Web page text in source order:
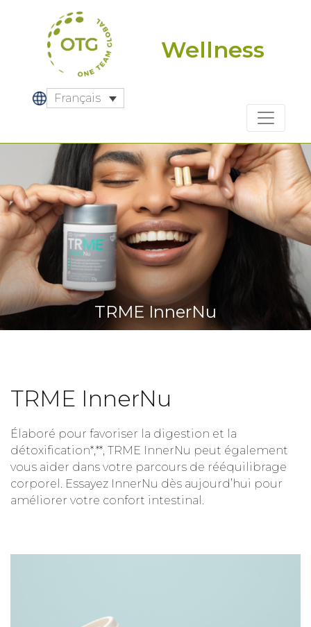
Wellness
Français
TRME InnerNu
TRME InnerNu
Élaboré pour favoriser la digestion et la
détoxification*,**, TRME InnerNu peut également
vous aider dans votre parcours de rééquilibrage
corporel. Essayez InnerNu dès aujourd’hui pour
améliorer votre confort intestinal.